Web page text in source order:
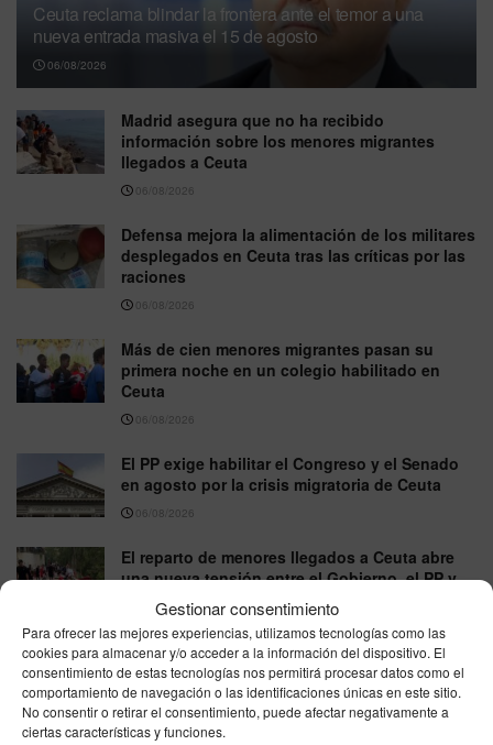
Gestionar consentimiento
Para ofrecer las mejores experiencias, utilizamos tecnologías como las
cookies para almacenar y/o acceder a la información del dispositivo. El
consentimiento de estas tecnologías nos permitirá procesar datos como el
comportamiento de navegación o las identificaciones únicas en este sitio.
No consentir o retirar el consentimiento, puede afectar negativamente a
ciertas características y funciones.
Ceuta reclama blindar la frontera ante el temor a una
nueva entrada masiva el 15 de agosto
06/08/2026
Madrid asegura que no ha recibido
información sobre los menores migrantes
llegados a Ceuta
06/08/2026
Defensa mejora la alimentación de los militares
desplegados en Ceuta tras las críticas por las
raciones
06/08/2026
Más de cien menores migrantes pasan su
primera noche en un colegio habilitado en
Ceuta
06/08/2026
El PP exige habilitar el Congreso y el Senado
en agosto por la crisis migratoria de Ceuta
06/08/2026
El reparto de menores llegados a Ceuta abre
una nueva tensión entre el Gobierno, el PP y
06/08/2026
Las llegadas irregulares a Ceuta crecen un
164% en 2026, sin contar la entrada masiva de
finales de julio